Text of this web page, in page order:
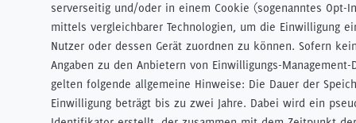
serverseitig und/oder in einem Cookie (sogenanntes Opt-
mittels vergleichbarer Technologien, um die Einwilligung
Nutzer oder dessen Gerät zuordnen zu können. Sofern
Angaben zu den Anbietern von Einwilligungs-
gelten folgende allgemeine Hinweise: Die Dauer der
Einwilligung beträgt bis zu zwei Jahre. Dabei wird ein